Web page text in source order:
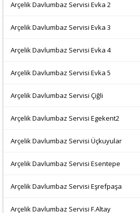
Arçelik Davlumbaz Servisi Evka 2
Arçelik Davlumbaz Servisi Evka 3
Arçelik Davlumbaz Servisi Evka 4
Arçelik Davlumbaz Servisi Evka 5
Arçelik Davlumbaz Servisi Çiğli
Arçelik Davlumbaz Servisi Egekent2
Arçelik Davlumbaz Servisi Üçkuyular
Arçelik Davlumbaz Servisi Esentepe
Arçelik Davlumbaz Servisi Eşrefpaşa
Arçelik Davlumbaz Servisi F.Altay